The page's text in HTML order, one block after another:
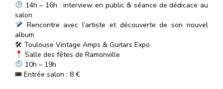
14h – 16h : interview en public & séance de dédicace au
salon
Rencontre avec l’artiste et découverte de son nouvel
album
🛠 Toulouse Vintage Amps & Guitars Expo
Salle des fêtes de Ramonville
10h – 19h
🎟 Entrée salon : 8 €